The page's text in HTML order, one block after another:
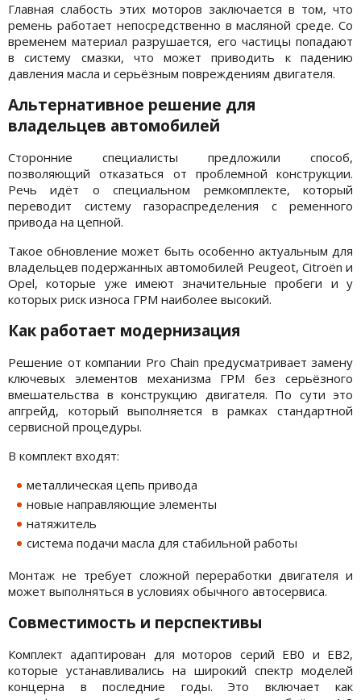
Главная слабость этих моторов заключается в том, что
ремень работает непосредственно в масляной среде. Со
временем материал разрушается, его частицы попадают
в систему смазки, что может приводить к падению
давления масла и серьёзным повреждениям двигателя.
Альтернативное решение для
владельцев автомобилей
Сторонние специалисты предложили способ,
позволяющий отказаться от проблемной конструкции.
Речь идёт о специальном ремкомплекте, который
переводит систему газораспределения с ременного
привода на цепной.
Такое обновление может быть особенно актуальным для
владельцев подержанных автомобилей Peugeot, Citroën и
Opel, которые уже имеют значительные пробеги и у
которых риск износа ГРМ наиболее высокий.
Как работает модернизация
Решение от компании Pro Chain предусматривает замену
ключевых элементов механизма ГРМ без серьёзного
вмешательства в конструкцию двигателя. По сути это
апгрейд, который выполняется в рамках стандартной
сервисной процедуры.
В комплект входят:
металлическая цепь привода
новые направляющие элементы
натяжитель
система подачи масла для стабильной работы
Монтаж не требует сложной переработки двигателя и
может выполняться в условиях обычного автосервиса.
Совместимость и перспективы
Комплект адаптирован для моторов серий EB0 и EB2,
которые устанавливались на широкий спектр моделей
концерна в последние годы. Это включает как